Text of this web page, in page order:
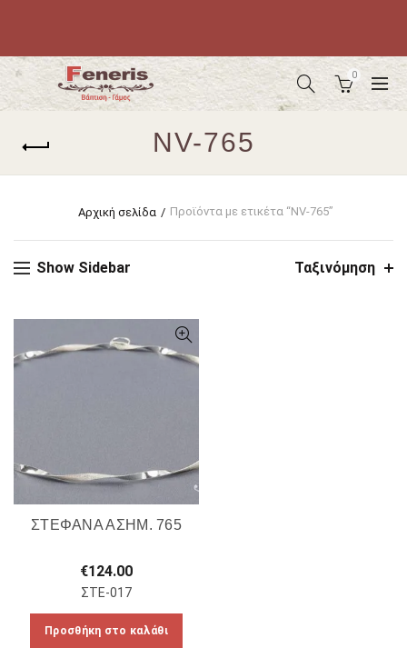
0
NV-765
Αρχική σελίδα Προϊόντα με ετικέτα “NV-765”
Show Sidebar Ταξινόμηση
ΣΤΕΦΑΝΑ ΑΣΗΜ. 765
€124.00
ΣΤΕ-017
Προσθήκη στο καλάθι